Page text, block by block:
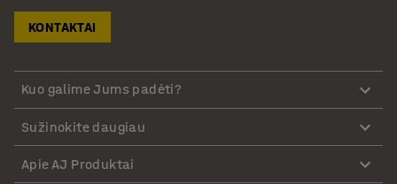
KONTAKTAI
Kuo galime Jums padėti?
Sužinokite daugiau
Apie AJ Produktai